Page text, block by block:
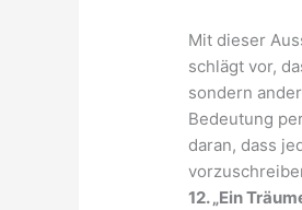
Mit dieser
schlägt vor,
sondern
Bedeutung
daran, dass
12. „Ein